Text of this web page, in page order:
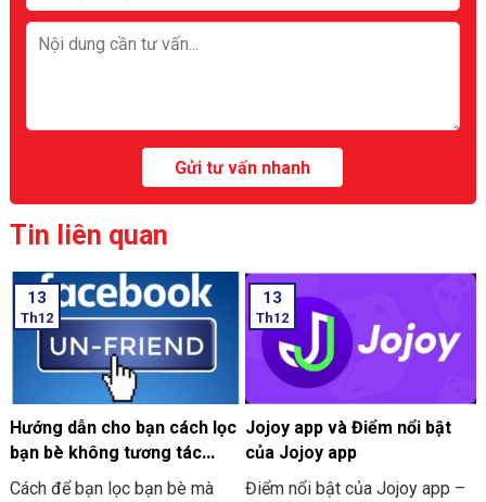
Tin liên quan
13
Th12
Hướng dẫn cho bạn cách lọc
bạn bè không tương tác
trên Facebook nhanh 2024
Cách để bạn lọc bạn bè mà
13
Th12
Jojoy app và Điểm nổi bật
của Jojoy app
Điểm nổi bật của Jojoy app –